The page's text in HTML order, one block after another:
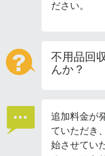
ださい。
不用品回
んか？
追加料金が
ていただき
始させてい